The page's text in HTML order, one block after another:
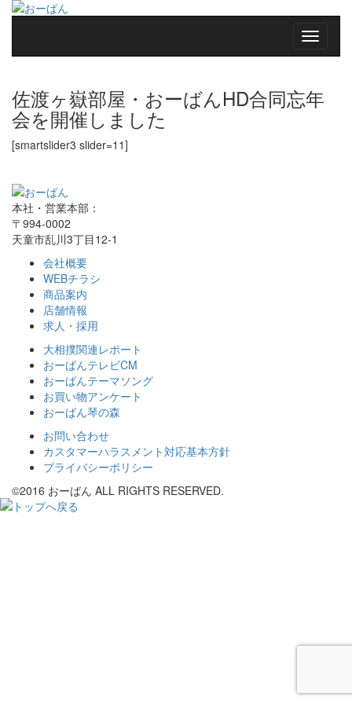
佐渡ヶ嶽部屋・おーばんHD合同忘年
会を開催しました
[smartslider3 slider=11]
本社・営業本部：
〒994-0002
天童市乱川3丁目12-1
会社概要
WEBチラシ
商品案内
店舗情報
求人・採用
大相撲関連レポート
おーばんテレビCM
おーばんテーマソング
お買い物アンケート
おーばん琴の森
お問い合わせ
カスタマーハラスメント対応基本方針
プライバシーポリシー
©2016 おーばん ALL RIGHTS RESERVED.